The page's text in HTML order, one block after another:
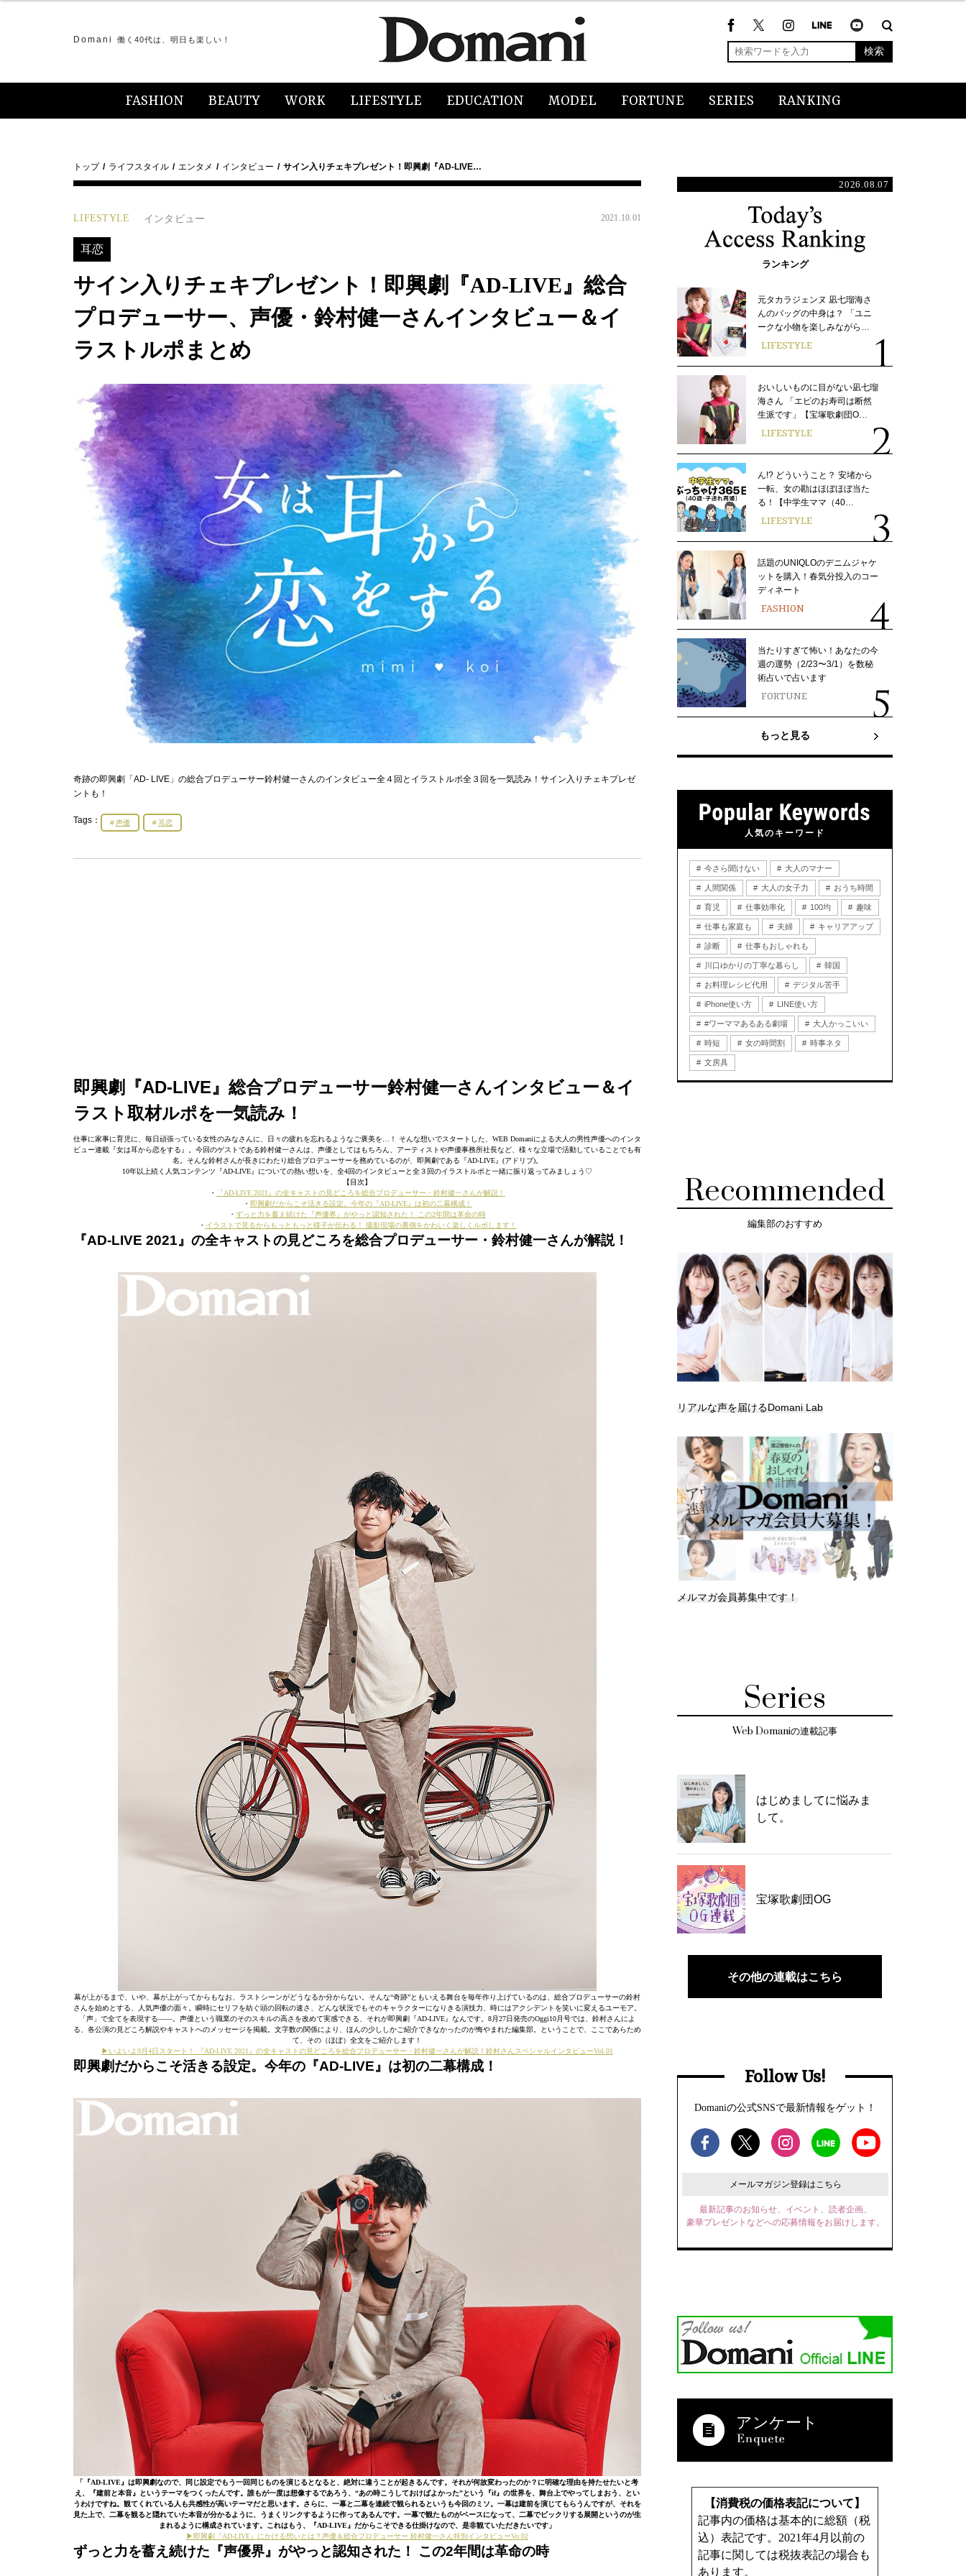
Domani 働く40代は、明日も楽しい！
検索
FASHION BEAUTY WORK LIFESTYLE EDUCATION MODEL FORTUNE SERIES RANKING
トップ ライフスタイル エンタメ インタビュー サイン入りチェキプレゼント！即興劇『AD-LIVE…
LIFESTYLE インタビュー 2021.10.01
耳恋
サイン入りチェキプレゼント！即興劇『AD-LIVE』総合
プロデューサー、声優・鈴村健一さんインタビュー＆イ
ラストルポまとめ
奇跡の即興劇「AD- LIVE」の総合プロデューサー鈴村健一さんのインタビュー全４回とイラストルポ全３回を一気読み！サイン入りチェキプレゼ
ントも！
Tags： 声優 耳恋
即興劇『AD-LIVE』総合プロデューサー鈴村健一さんインタビュー＆イ
ラスト取材ルポを一気読み！
仕事に家事に育児に、毎日頑張っている女性のみなさんに、日々の疲れを忘れるようなご褒美を…！ そんな想いでスタートした、WEB Domaniによる大人の男性声優へのインタ
ビュー連載『女は耳から恋をする』。今回のゲストである鈴村健一さんは、声優としてはもちろん、アーティストや声優事務所社長など、様々な立場で活動していることでも有
名。そんな鈴村さんが長きにわたり総合プロデューサーを務めているのが、即興劇である『AD-LIVE』(アドリブ)。
10年以上続く人気コンテンツ『AD-LIVE』についての熱い想いを、全4回のインタビューと全３回のイラストルポと一緒に振り返ってみましょう♡
【目次】
・
『AD-LIVE 2021』の全キャストの見どころを総合プロデューサー・鈴村健一さんが解説！
・ 即興劇だからこそ活きる設定。今年の『AD-LIVE』は初の二幕構成！
・ ずっと力を蓄え続けた『声優界』がやっと認知された！ この2年間は革命の時
・ イラストで見るからもっともっと様子が伝わる！ 撮影現場の裏側をかわいく楽しくルポします！
『AD-LIVE 2021』の全キャストの見どころを総合プロデューサー・鈴村健一さんが解説！
幕が上がるまで、いや、幕が上がってからもなお、ラストシーンがどうなるか分からない。そんな“奇跡”ともいえる舞台を毎年作り上げているのは、総合プロデューサーの鈴村
さんを始めとする、人気声優の面々。瞬時にセリフを紡ぐ頭の回転の速さ、どんな状況でもそのキャラクターになりきる演技力、時にはアクシデントを笑いに変えるユーモア。
「声」で全てを表現する――。声優という職業のそのスキルの高さを改めて実感できる、それが即興劇『AD-LIVE』なんです。8月27日発売のOggi10月号では、鈴村さんによ
る、各公演の見どころ解説やキャストへのメッセージを掲載。文字数の関係により、ほんの少ししかご紹介できなかったのが悔やまれた編集部。ということで、ここであらため
て、その（ほぼ）全文をご紹介します！
▶いよいよ9月4日スタート！ 『AD-LIVE 2021』の全キャストの見どころを総合プロデューサー・鈴村健一さんが解説！鈴村さんスペシャルインタビューVol.01
即興劇だからこそ活きる設定。今年の『AD-LIVE』は初の二幕構成！
「『AD-LIVE』は即興劇なので、同じ設定でもう一回同じものを演じるとなると、絶対に違うことが起きるんです。それが何故変わったのか？に明確な理由を持たせたいと考
え、『建前と本音』というテーマをつくったんです。誰もが一度は想像するであろう、“あの時こうしておけばよかった”という『if』の世界を、舞台上でやってしまおう、とい
うわけですね。観てくれている人も共感性が高いテーマだと思います。さらに、一幕と二幕を連続で観られるというも今回のミソ。一幕は建前を演じてもらうんですが、それを
見た上で、二幕を観ると隠れていた本音が分かるように、うまくリンクするように作ってあるんです。一幕で観たものがベースになって、二幕でビックリする展開というのが生
まれるように構成されています。これはもう、『AD-LIVE』だからこそできる仕掛けなので、是非観ていただきたいです」
▶即興劇『AD-LIVE』にかける想いとは？声優＆総合プロデューサー 鈴村健一さん特別インタビューVo.02
ずっと力を蓄え続けた『声優界』がやっと認知された！ この2年間は革命の時
2026.08.07
ランキング
元タカラジェンヌ 凪七瑠海さ
んのバッグの中身は？ 「ユニ
ークな小物を楽しみながら…
LIFESTYLE
おいしいものに目がない凪七瑠
海さん 「エビのお寿司は断然
生派です」【宝塚歌劇団O…
LIFESTYLE
ん!? どういうこと？ 安堵から
一転、女の勘はほぼほぼ当た
る！【中学生ママ（40…
LIFESTYLE
話題のUNIQLOのデニムジャケ
ットを購入！春気分投入のコー
ディネート
FASHION
当たりすぎて怖い！あなたの今
週の運勢（2/23〜3/1）を数秘
術占いで占います
FORTUNE
もっと見る
人気のキーワード
今さら聞けない 大人のマナー
人間関係 大人の女子力 おうち時間
育児 仕事効率化 100均 趣味
仕事も家庭も 夫婦 キャリアアップ
診断 仕事もおしゃれも
川口ゆかりの丁寧な暮らし 韓国
お料理レシピ代用 デジタル苦手
iPhone使い方 LINE使い方
#ワーママあるある劇場 大人かっこいい
時短 女の時間割 時事ネタ
文房具
Recommended
編集部のおすすめ
リアルな声を届けるDomani Lab
メルマガ会員募集中です！
Series
Web Domaniの連載記事
はじめましてに悩みま
して。
宝塚歌劇団OG
その他の連載はこちら
Follow Us!
Domaniの公式SNSで最新情報をゲット！
メールマガジン登録はこちら
最新記事のお知らせ、イベント、読者企画、
豪華プレゼントなどへの応募情報をお届けします。
アンケート
【消費税の価格表記について】
記事内の価格は基本的に総額（税
込）表記です。2021年4月以前の
記事に関しては税抜表記の場合も
あります。